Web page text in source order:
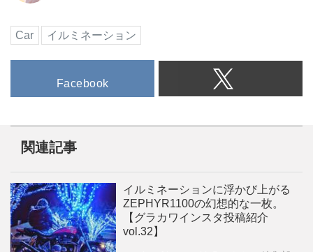
Car イルミネーション
Facebook
関連記事
イルミネーションに浮かび上がる
ZEPHYR1100の幻想的な一枚。
【グラカワインスタ投稿紹介
vol.32】